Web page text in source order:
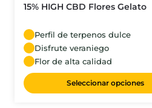
15% HIGH CBD Flores Gelato
Perfil de terpenos dulce
Disfrute veraniego
Flor de alta calidad
Seleccionar opciones